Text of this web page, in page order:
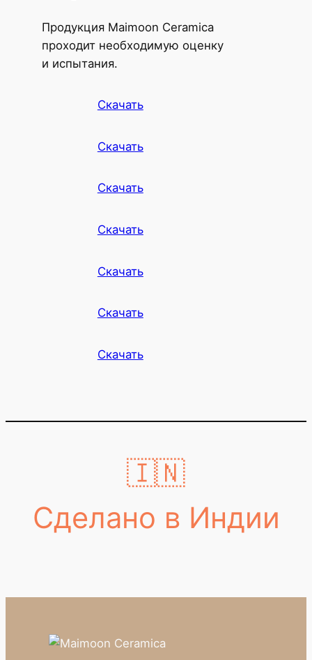
Продукция Maimoon Ceramica
проходит необходимую оценку
и испытания.
Скачать
Скачать
Скачать
Скачать
Скачать
Скачать
Скачать
🇮🇳
Сделано в Индии